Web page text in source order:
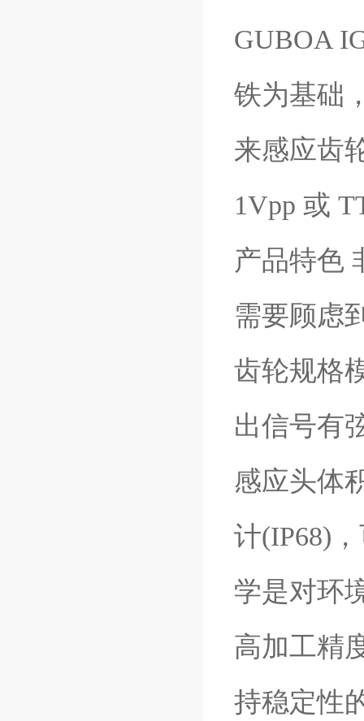
GUBOA
铁为基础
来感应齿
1Vpp 或
产品特色
需要顾虑
齿轮规格
出信号有
感应头体
计(IP68)
学是对环
高加工精
持稳定性